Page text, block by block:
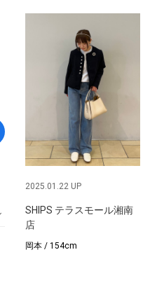
2025.01.22 UP
SHIPS テラスモール湘南
店
岡本 / 154cm